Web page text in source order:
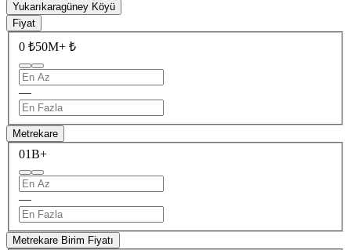
Yukarıkaragüney Köyü
Fiyat
0 ₺50M+ ₺
—
Metrekare
01B+
—
Metrekare Birim Fiyatı